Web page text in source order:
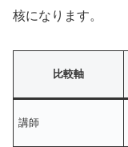
核になります。
比較軸
講師